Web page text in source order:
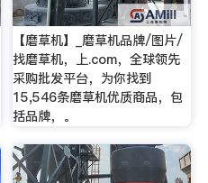
【磨草机】_磨草机品牌/图片/
找磨草机，上.com，全球领先
采购批发平台，为你找到
15,546条磨草机优质商品，包
括品牌，。